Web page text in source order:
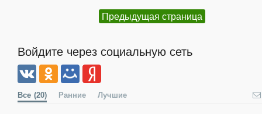
Предыдущая страница
Войдите через социальную сеть
Все (20) Ранние Лучшие